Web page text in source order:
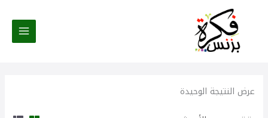
عرض النتيجة الوحيدة